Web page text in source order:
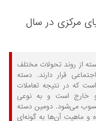
مرکزی در سال
از روند تحولات مختلف
قرار دارند. دسته
که در نتیجه تعاملات
خارج است و به نوعی
می‌شود. دومین دسته
و ماهیت آن‌ها به گونه‌ای